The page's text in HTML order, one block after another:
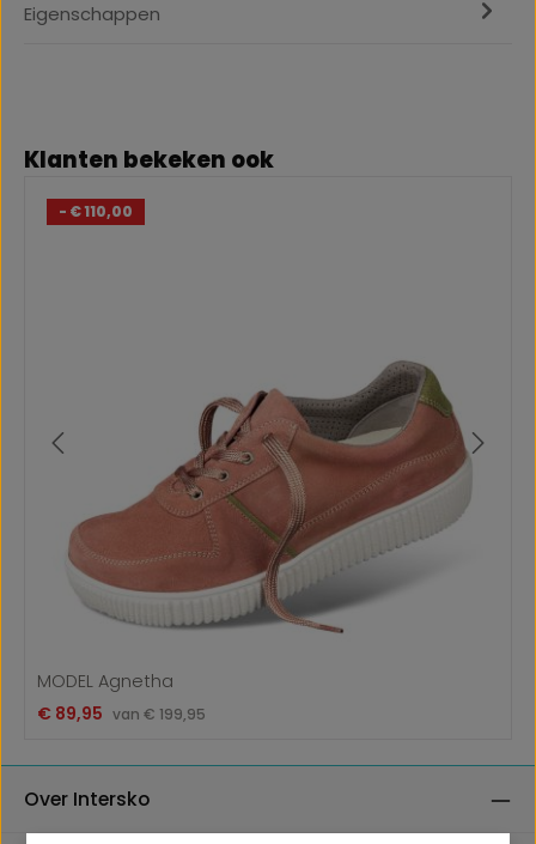
Eigenschappen
Productgalerij overslaan
Klanten bekeken ook
- € 110,00
MODEL Agnetha
Verkoopprijs:
€ 89,95 vanNormale prijs:
€ 199,95
Over Intersko